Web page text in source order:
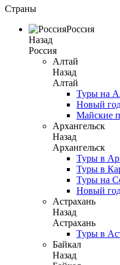
Страны
Россия
Назад
Россия
Алтай
Назад
Алтай
Туры на
Новый
Майские
Архангельск
Назад
Архангельск
Туры в
Туры в
Туры на
Новый
Астрахань
Назад
Астрахань
Туры в
Байкал
Назад